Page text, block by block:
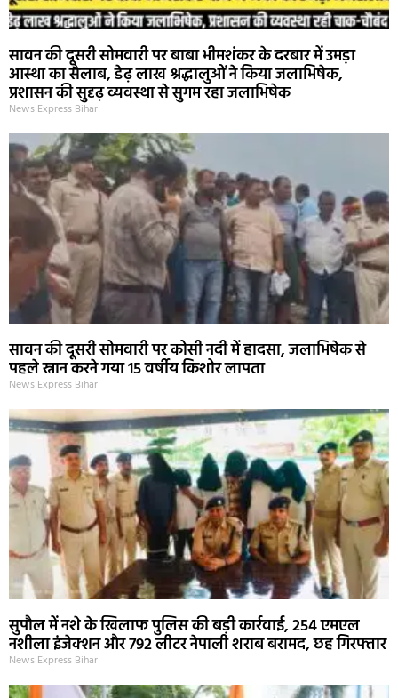
सावन की दूसरी सोमवारी पर बाबा भीमशंकर के दरबार में उमड़ा
आस्था का सैलाब, डेढ़ लाख श्रद्धालुओं ने किया जलाभिषेक,
प्रशासन की सुदृढ़ व्यवस्था से सुगम रहा जलाभिषेक
News Express Bihar
सावन की दूसरी सोमवारी पर कोसी नदी में हादसा, जलाभिषेक से
पहले स्नान करने गया 15 वर्षीय किशोर लापता
News Express Bihar
सुपौल में नशे के खिलाफ पुलिस की बड़ी कार्रवाई, 254 एमएल
नशीला इंजेक्शन और 792 लीटर नेपाली शराब बरामद, छह गिरफ्तार
News Express Bihar